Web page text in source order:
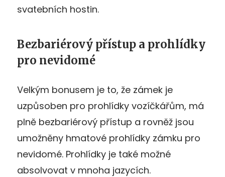
svatebních hostin.
Bezbariérový přístup a prohlídky
pro nevidomé
Velkým bonusem je to, že zámek je
uzpůsoben pro prohlídky vozíčkářům, má
plně bezbariérový přístup a rovněž jsou
umožněny hmatové prohlídky zámku pro
nevidomé. Prohlídky je také možné
absolvovat v mnoha jazycích.